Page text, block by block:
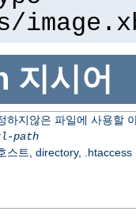
지시어
하지않은 파일에 사용할
path
스트, directory, .htaccess